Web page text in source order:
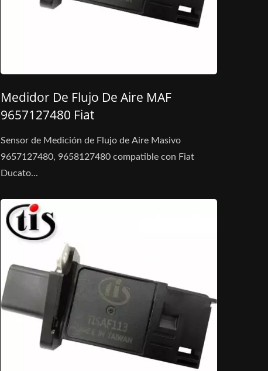
Medidor De Flujo De Aire MAF
9657127480 Fiat
Sensor de Medición de Flujo de Aire Masivo
9657127480, 9658127480 compatible con Fiat
Ducato...